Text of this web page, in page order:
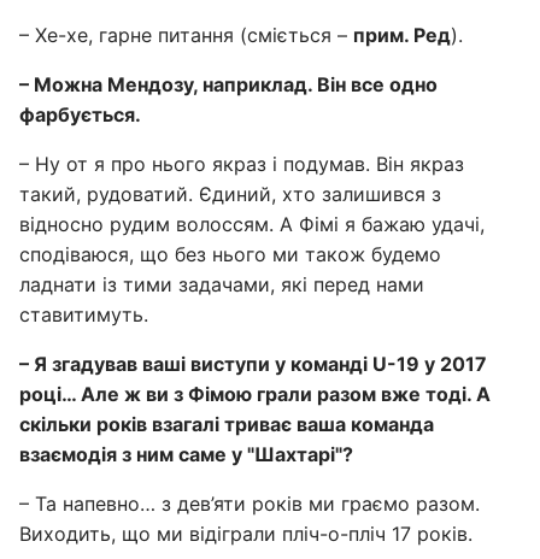
– Хе-хе, гарне питання (сміється – прим. Ред).
– Можна Мендозу, наприклад. Він все одно
фарбується.
– Ну от я про нього якраз і подумав. Він якраз
такий, рудоватий. Єдиний, хто залишився з
відносно рудим волоссям. А Фімі я бажаю удачі,
сподіваюся, що без нього ми також будемо
ладнати із тими задачами, які перед нами
ставитимуть.
– Я згадував ваші виступи у команді U-19 у 2017
році… Але ж ви з Фімою грали разом вже тоді. А
скільки років взагалі триває ваша команда
взаємодія з ним саме у "Шахтарі"?
– Та напевно… з дев’яти років ми граємо разом.
Виходить, що ми відіграли пліч-о-пліч 17 років.